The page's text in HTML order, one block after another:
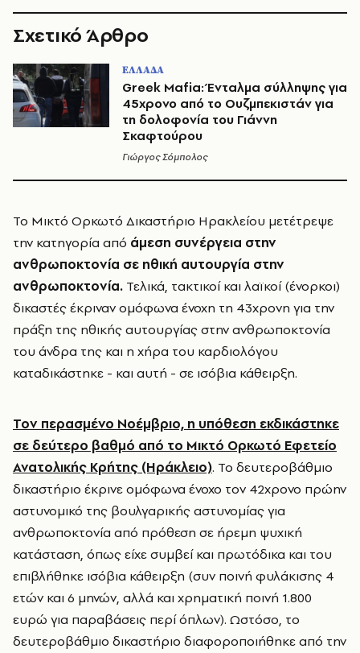
Σχετικό Άρθρο
ΕΛΛΑΔΑ
Greek Mafia: Ένταλμα σύλληψης για
45χρονο από το Ουζμπεκιστάν για
τη δολοφονία του Γιάννη
Σκαφτούρου
Γιώργος Σόμπολος
Το Μικτό Ορκωτό Δικαστήριο Ηρακλείου μετέτρεψε
την κατηγορία από άμεση συνέργεια στην
ανθρωποκτονία σε ηθική αυτουργία στην
ανθρωποκτονία. Τελικά, τακτικοί και λαϊκοί (ένορκοι)
δικαστές έκριναν ομόφωνα ένοχη τη 43χρονη για την
πράξη της ηθικής αυτουργίας στην ανθρωποκτονία
του άνδρα της και η χήρα του καρδιολόγου
καταδικάστηκε - και αυτή - σε ισόβια κάθειρξη.
Τον περασμένο Νοέμβριο, η υπόθεση εκδικάστηκε
σε δεύτερο βαθμό από το Μικτό Ορκωτό Εφετείο
Ανατολικής Κρήτης (Ηράκλειο). Το δευτεροβάθμιο
δικαστήριο έκρινε ομόφωνα ένοχο τον 42χρονο πρώην
αστυνομικό της βουλγαρικής αστυνομίας για
ανθρωποκτονία από πρόθεση σε ήρεμη ψυχική
κατάσταση, όπως είχε συμβεί και πρωτόδικα και του
επιβλήθηκε ισόβια κάθειρξη (συν ποινή φυλάκισης 4
ετών και 6 μηνών, αλλά και χρηματική ποινή 1.800
ευρώ για παραβάσεις περί όπλων). Ωστόσο, το
δευτεροβάθμιο δικαστήριο διαφοροποιήθηκε από την